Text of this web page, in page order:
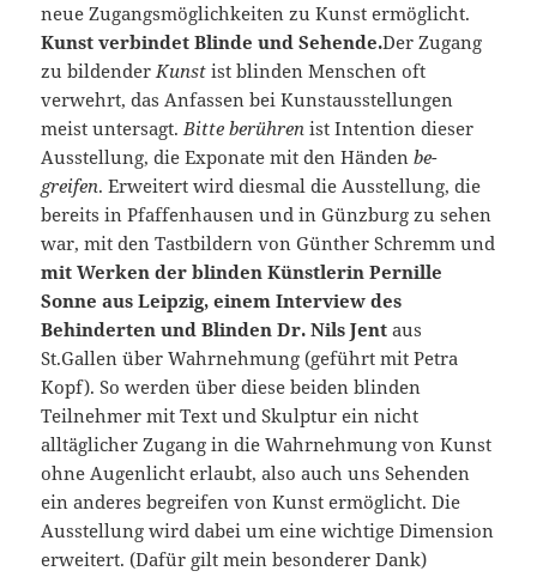
neue Zugangsmöglichkeiten zu Kunst ermöglicht.
Kunst verbindet Blinde und Sehende.Der Zugang
zu bildenderKunst ist blinden Menschen oft
verwehrt, das Anfassen bei Kunstausstellungen
meist untersagt.Bitte berühren ist Intention dieser
Ausstellung, die Exponate mit den Händenbe-
greifen. Erweitert wird diesmal die Ausstellung, die
bereits in Pfaffenhausen und in Günzburg zu sehen
war, mit den Tastbildern von Günther Schremm und
mit Werken der blinden Künstlerin Pernille
Sonne aus Leipzig, einem Interview des
Behinderten und Blinden Dr. Nils Jent aus
St.Gallen über Wahrnehmung (geführt mit Petra
Kopf). So werden über diese beiden blinden
Teilnehmer mit Text und Skulptur ein nicht
alltäglicher Zugang in die Wahrnehmung von Kunst
ohne Augenlicht erlaubt, also auch uns Sehenden
ein anderes begreifen von Kunst ermöglicht. Die
Ausstellung wird dabei um eine wichtige Dimension
erweitert. (Dafür gilt mein besonderer Dank)